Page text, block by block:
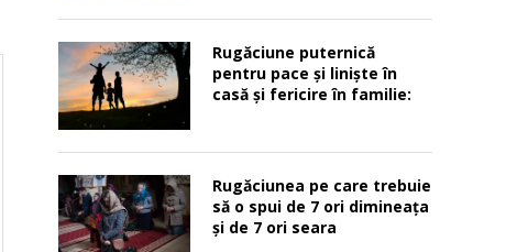
Rugăciune puternică
pentru pace şi linişte în
casă şi fericire în familie:
Rugăciunea pe care trebuie
să o spui de 7 ori dimineața
și de 7 ori seara